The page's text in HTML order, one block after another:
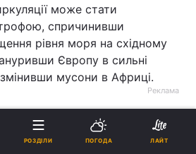
може стати
спричинивши
рівня моря на східному
Європу в сильні
мусони в Африці.
Реклама
РОЗДІЛИ ПОГОДА ЛАЙТ